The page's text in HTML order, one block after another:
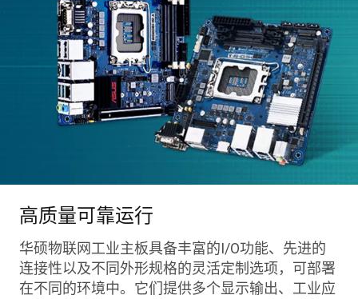
高质量可靠运行
华硕物联网工业主板具备丰富的I/O功能、先进的
连接性以及不同外形规格的灵活定制选项，可部署
在不同的环境中。它们提供多个显示输出、工业应